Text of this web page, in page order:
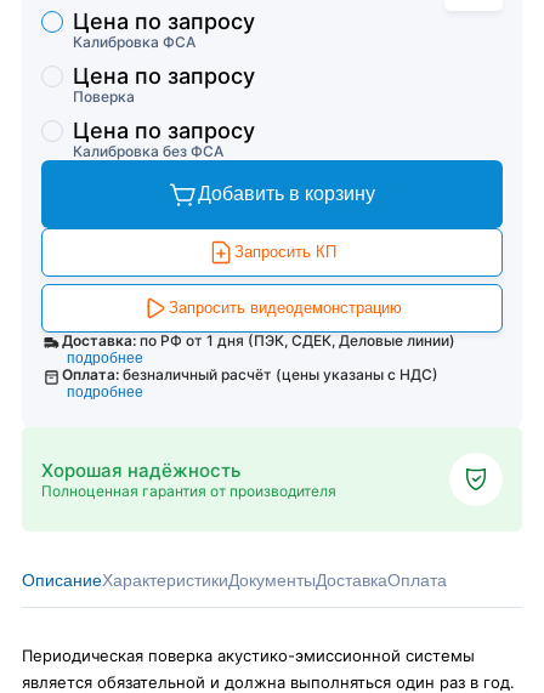
Торговые предложения
Калибровка ФСА
Цена по запросу
Поверка
Цена по запросу
Калибровка без ФСА
Цена по запросу
Добавить в корзину
Запросить КП
Запросить видеодемонстрацию
Доставка: по РФ от 1 дня (ПЭК, СДЕК, Деловые линии)
подробнее
Оплата: безналичный расчёт (цены указаны с НДС)
подробнее
Хорошая надёжность
Полноценная гарантия от производителя
ОписаниеХарактеристикиДокументыДоставкаОплата
Периодическая поверка акустико-эмиссионной системы
является обязательной и должна выполняться один раз в год.